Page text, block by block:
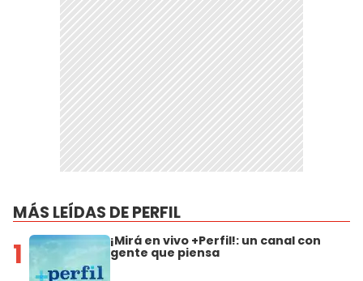
MÁS LEÍDAS DE PERFIL
1 ¡Mirá en vivo +Perfil!: un canal con
gente que piensa